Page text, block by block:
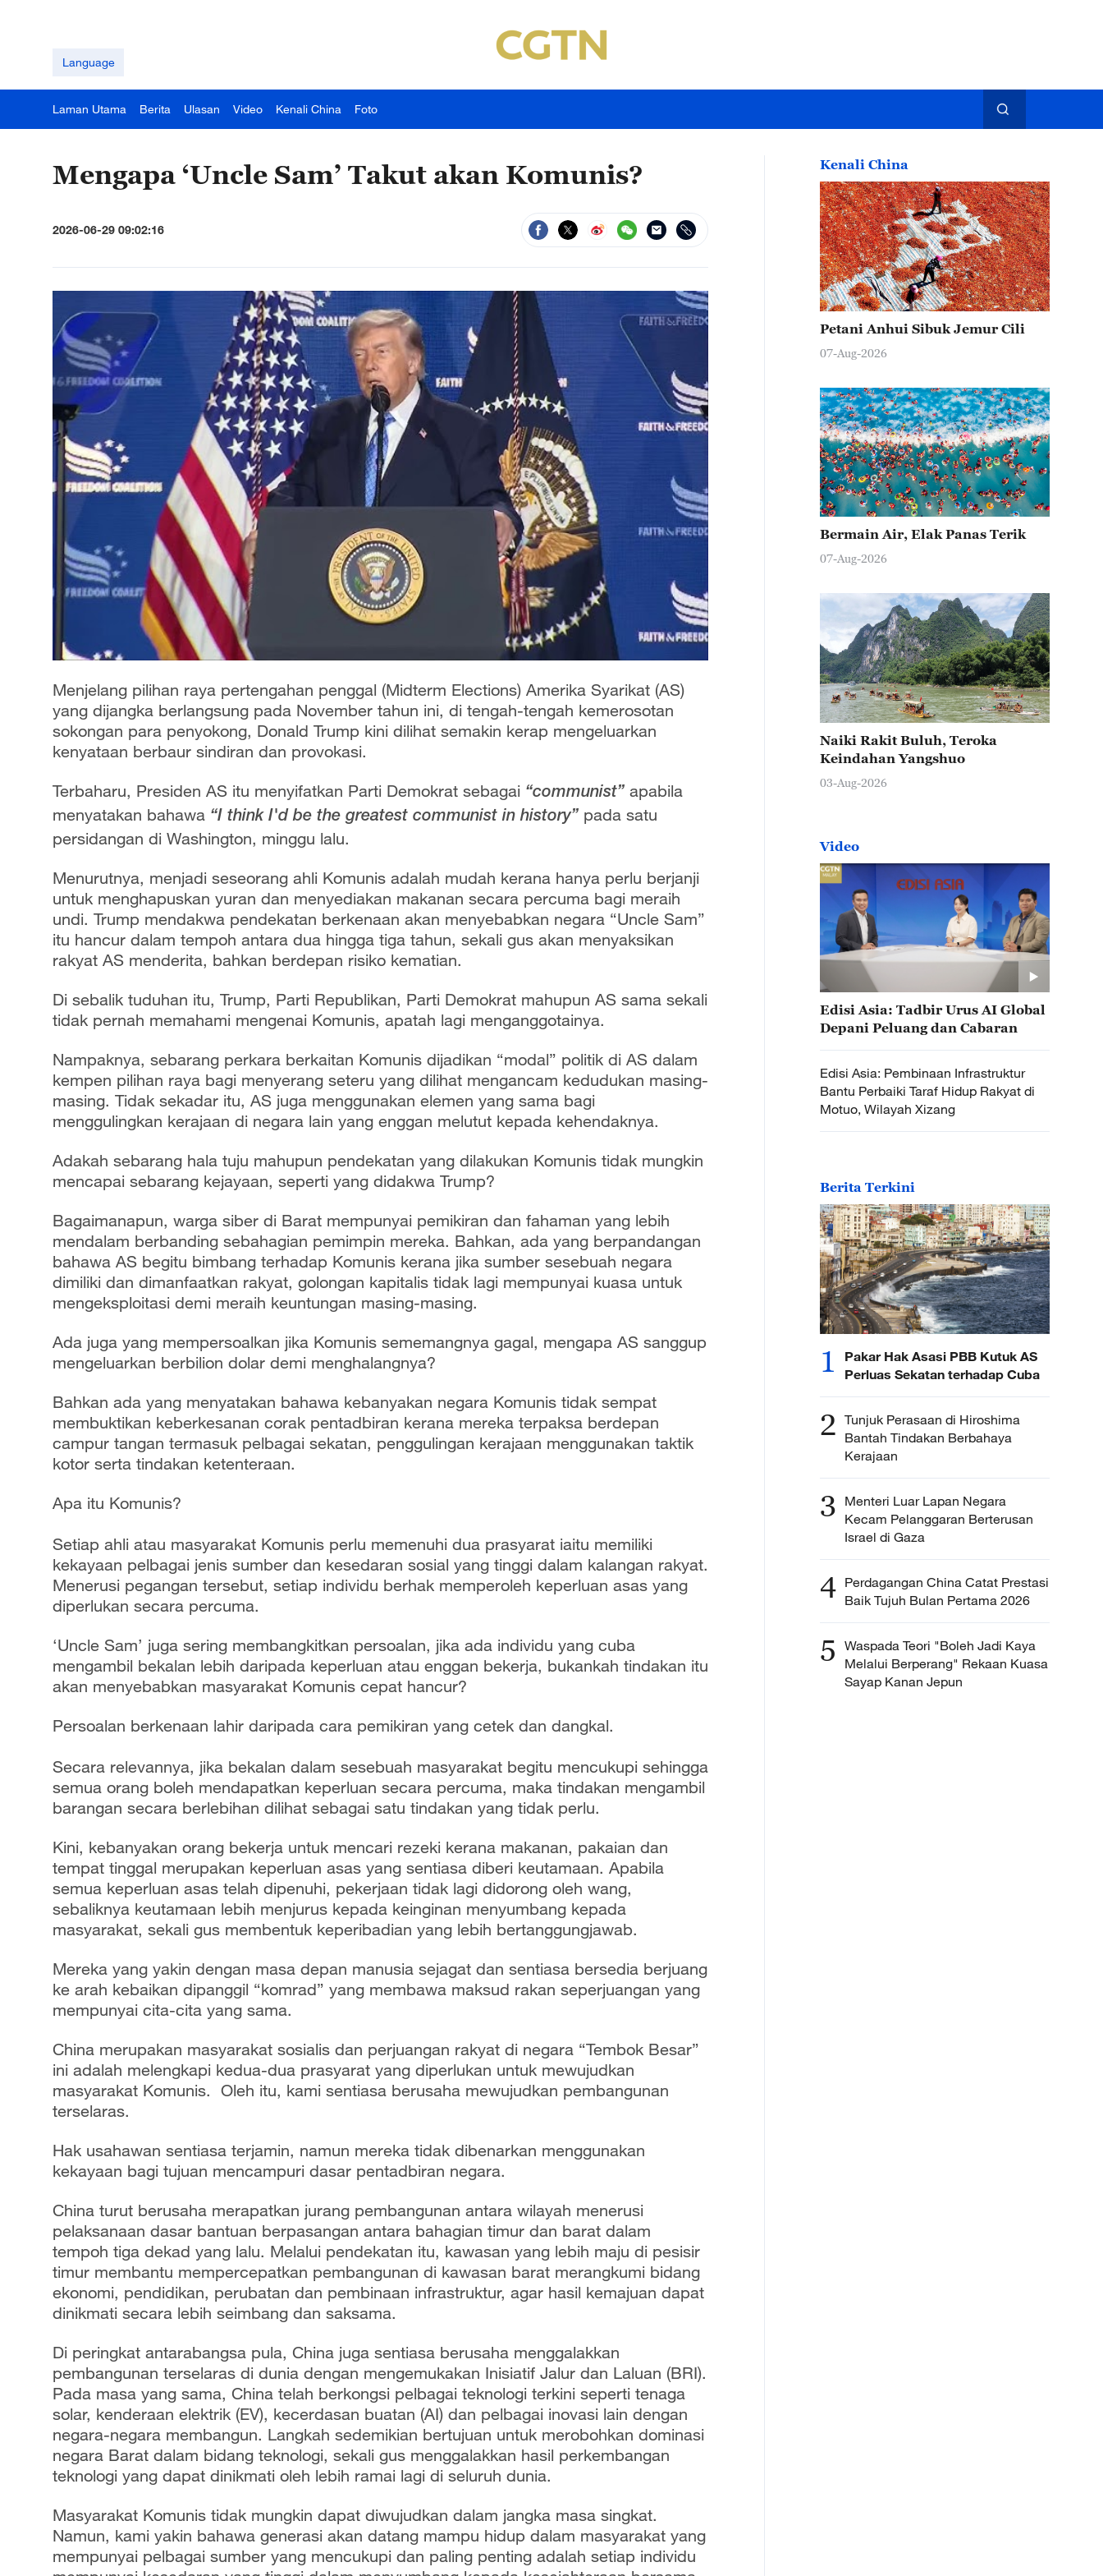
Language
Laman Utama Berita Ulasan Video Kenali China Foto
Mengapa ‘Uncle Sam’ Takut akan Komunis?
2026-06-29 09:02:16
Menjelang pilihan raya pertengahan penggal (Midterm Elections) Amerika Syarikat (AS)
yang dijangka berlangsung pada November tahun ini, di tengah-tengah kemerosotan
sokongan para penyokong, Donald Trump kini dilihat semakin kerap mengeluarkan
kenyataan berbaur sindiran dan provokasi.
Terbaharu, Presiden AS itu menyifatkan Parti Demokrat sebagai “communist” apabila
menyatakan bahawa “I think I'd be the greatest communist in history” pada satu
persidangan di Washington, minggu lalu.
Menurutnya, menjadi seseorang ahli Komunis adalah mudah kerana hanya perlu berjanji
untuk menghapuskan yuran dan menyediakan makanan secara percuma bagi meraih
undi. Trump mendakwa pendekatan berkenaan akan menyebabkan negara “Uncle Sam”
itu hancur dalam tempoh antara dua hingga tiga tahun, sekali gus akan menyaksikan
rakyat AS menderita, bahkan berdepan risiko kematian.
Di sebalik tuduhan itu, Trump, Parti Republikan, Parti Demokrat mahupun AS sama sekali
tidak pernah memahami mengenai Komunis, apatah lagi menganggotainya.
Nampaknya, sebarang perkara berkaitan Komunis dijadikan “modal” politik di AS dalam
kempen pilihan raya bagi menyerang seteru yang dilihat mengancam kedudukan masing-
masing. Tidak sekadar itu, AS juga menggunakan elemen yang sama bagi
menggulingkan kerajaan di negara lain yang enggan melutut kepada kehendaknya.
Adakah sebarang hala tuju mahupun pendekatan yang dilakukan Komunis tidak mungkin
mencapai sebarang kejayaan, seperti yang didakwa Trump?
Bagaimanapun, warga siber di Barat mempunyai pemikiran dan fahaman yang lebih
mendalam berbanding sebahagian pemimpin mereka. Bahkan, ada yang berpandangan
bahawa AS begitu bimbang terhadap Komunis kerana jika sumber sesebuah negara
dimiliki dan dimanfaatkan rakyat, golongan kapitalis tidak lagi mempunyai kuasa untuk
mengeksploitasi demi meraih keuntungan masing-masing.
Ada juga yang mempersoalkan jika Komunis sememangnya gagal, mengapa AS sanggup
mengeluarkan berbilion dolar demi menghalangnya?
Bahkan ada yang menyatakan bahawa kebanyakan negara Komunis tidak sempat
membuktikan keberkesanan corak pentadbiran kerana mereka terpaksa berdepan
campur tangan termasuk pelbagai sekatan, penggulingan kerajaan menggunakan taktik
kotor serta tindakan ketenteraan.
Apa itu Komunis?
Setiap ahli atau masyarakat Komunis perlu memenuhi dua prasyarat iaitu memiliki
kekayaan pelbagai jenis sumber dan kesedaran sosial yang tinggi dalam kalangan rakyat.
Menerusi pegangan tersebut, setiap individu berhak memperoleh keperluan asas yang
diperlukan secara percuma.
‘Uncle Sam’ juga sering membangkitkan persoalan, jika ada individu yang cuba
mengambil bekalan lebih daripada keperluan atau enggan bekerja, bukankah tindakan itu
akan menyebabkan masyarakat Komunis cepat hancur?
Persoalan berkenaan lahir daripada cara pemikiran yang cetek dan dangkal.
Secara relevannya, jika bekalan dalam sesebuah masyarakat begitu mencukupi sehingga
semua orang boleh mendapatkan keperluan secara percuma, maka tindakan mengambil
barangan secara berlebihan dilihat sebagai satu tindakan yang tidak perlu.
Kini, kebanyakan orang bekerja untuk mencari rezeki kerana makanan, pakaian dan
tempat tinggal merupakan keperluan asas yang sentiasa diberi keutamaan. Apabila
semua keperluan asas telah dipenuhi, pekerjaan tidak lagi didorong oleh wang,
sebaliknya keutamaan lebih menjurus kepada keinginan menyumbang kepada
masyarakat, sekali gus membentuk keperibadian yang lebih bertanggungjawab.
Mereka yang yakin dengan masa depan manusia sejagat dan sentiasa bersedia berjuang
ke arah kebaikan dipanggil “komrad” yang membawa maksud rakan seperjuangan yang
mempunyai cita-cita yang sama.
China merupakan masyarakat sosialis dan perjuangan rakyat di negara “Tembok Besar”
ini adalah melengkapi kedua-dua prasyarat yang diperlukan untuk mewujudkan
masyarakat Komunis. Oleh itu, kami sentiasa berusaha mewujudkan pembangunan
terselaras.
Hak usahawan sentiasa terjamin, namun mereka tidak dibenarkan menggunakan
kekayaan bagi tujuan mencampuri dasar pentadbiran negara.
China turut berusaha merapatkan jurang pembangunan antara wilayah menerusi
pelaksanaan dasar bantuan berpasangan antara bahagian timur dan barat dalam
tempoh tiga dekad yang lalu. Melalui pendekatan itu, kawasan yang lebih maju di pesisir
timur membantu mempercepatkan pembangunan di kawasan barat merangkumi bidang
ekonomi, pendidikan, perubatan dan pembinaan infrastruktur, agar hasil kemajuan dapat
dinikmati secara lebih seimbang dan saksama.
Di peringkat antarabangsa pula, China juga sentiasa berusaha menggalakkan
pembangunan terselaras di dunia dengan mengemukakan Inisiatif Jalur dan Laluan (BRI).
Pada masa yang sama, China telah berkongsi pelbagai teknologi terkini seperti tenaga
solar, kenderaan elektrik (EV), kecerdasan buatan (AI) dan pelbagai inovasi lain dengan
negara-negara membangun. Langkah sedemikian bertujuan untuk merobohkan dominasi
negara Barat dalam bidang teknologi, sekali gus menggalakkan hasil perkembangan
teknologi yang dapat dinikmati oleh lebih ramai lagi di seluruh dunia.
Masyarakat Komunis tidak mungkin dapat diwujudkan dalam jangka masa singkat.
Namun, kami yakin bahawa generasi akan datang mampu hidup dalam masyarakat yang
mempunyai pelbagai sumber yang mencukupi dan paling penting adalah setiap individu
Kenali China
Petani Anhui Sibuk Jemur Cili
07-Aug-2026
Bermain Air, Elak Panas Terik
07-Aug-2026
Naiki Rakit Buluh, Teroka
Keindahan Yangshuo
03-Aug-2026
Video
Edisi Asia: Tadbir Urus AI Global
Depani Peluang dan Cabaran
Edisi Asia: Pembinaan Infrastruktur
Bantu Perbaiki Taraf Hidup Rakyat di
Motuo, Wilayah Xizang
Berita Terkini
1
Pakar Hak Asasi PBB Kutuk AS
Perluas Sekatan terhadap Cuba
2 Tunjuk Perasaan di Hiroshima
Bantah Tindakan Berbahaya
Kerajaan
3 Menteri Luar Lapan Negara
Kecam Pelanggaran Berterusan
Israel di Gaza
4 Perdagangan China Catat Prestasi
Baik Tujuh Bulan Pertama 2026
5 Waspada Teori "Boleh Jadi Kaya
Melalui Berperang" Rekaan Kuasa
Sayap Kanan Jepun